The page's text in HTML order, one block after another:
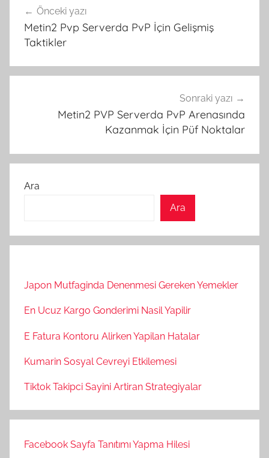
gezinmesi
Önceki yazı
Metin2 Pvp Serverda PvP İçin Gelişmiş
Taktikler
Sonraki yazı
Metin2 PVP Serverda PvP Arenasında
Kazanmak İçin Püf Noktalar
Ara
Ara
Japon Mutfaginda Denenmesi Gereken Yemekler
En Ucuz Kargo Gonderimi Nasil Yapilir
E Fatura Kontoru Alirken Yapilan Hatalar
Kumarin Sosyal Cevreyi Etkilemesi
Tiktok Takipci Sayini Artiran Strategiyalar
Facebook Sayfa Tanıtımı Yapma Hilesi